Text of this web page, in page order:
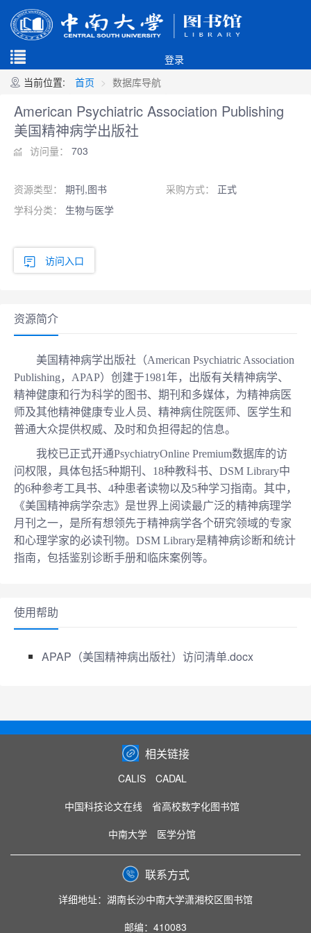
登录
当前位置:
首页 数据库导航
American Psychiatric Association Publishing
美国精神病学出版社
访问量： 703
资源类型： 期刊,图书 采购方式： 正式
学科分类： 生物与医学
访问入口
资源简介
美国精神病学出版社（American Psychiatric Association
Publishing ， APAP）创建于1981年，出版有关精神病学、
精神健康和行为科学的图书、期刊和多媒体，为精神病医
师及其他精神健康专业人员、精神病住院医师、医学生和
普通大众提供权威、及时和负担得起的信息。
我校已正式开通PsychiatryOnline Premium数据库的访
问权限，具体包括5种期刊、 18种教科书、 DSM Library中
的6种参考工具书、 4种患者读物以及5种学习指南。其中，
《美国精神病学杂志》是世界上阅读最广泛的精神病理学
月刊之一，是所有想领先于精神病学各个研究领域的专家
和心理学家的必读刊物。 DSM Library是精神病诊断和统计
指南，包括鉴别诊断手册和临床案例等。
使用帮助
APAP（美国精神病出版社）访问清单.docx
相关链接
CALIS
CADAL
中国科技论文在线
省高校数字化图书馆
中南大学
医学分馆
联系方式
详细地址：湖南长沙中南大学潇湘校区图书馆
邮编：410083